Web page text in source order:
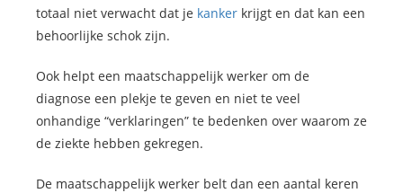
totaal niet verwacht dat je kanker krijgt en dat kan een
behoorlijke schok zijn.
Ook helpt een maatschappelijk werker om de
diagnose een plekje te geven en niet te veel
onhandige “verklaringen” te bedenken over waarom ze
de ziekte hebben gekregen.
De maatschappelijk werker belt dan een aantal keren